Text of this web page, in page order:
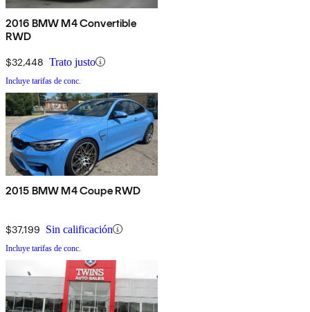
2016 BMW M4 Convertible
RWD
$32,448 Trato justo
Incluye tarifas de conc.
2015 BMW M4 Coupe RWD
$37,199 Sin calificación
Incluye tarifas de conc.